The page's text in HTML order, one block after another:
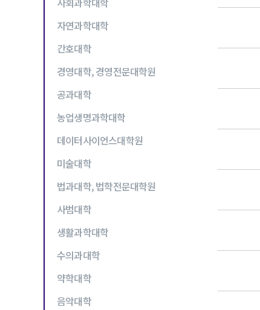
자연과학대학
간호대학
경영대학, 경영전문대학원
공과대학
농업생명과학대학
데이터사이언스대학원
미술대학
법과대학, 법학전문대학원
사범대학
생활과학대학
수의과대학
약학대학
음악대학